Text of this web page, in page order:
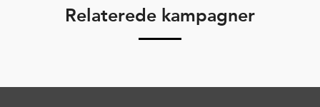
Relaterede kampagner